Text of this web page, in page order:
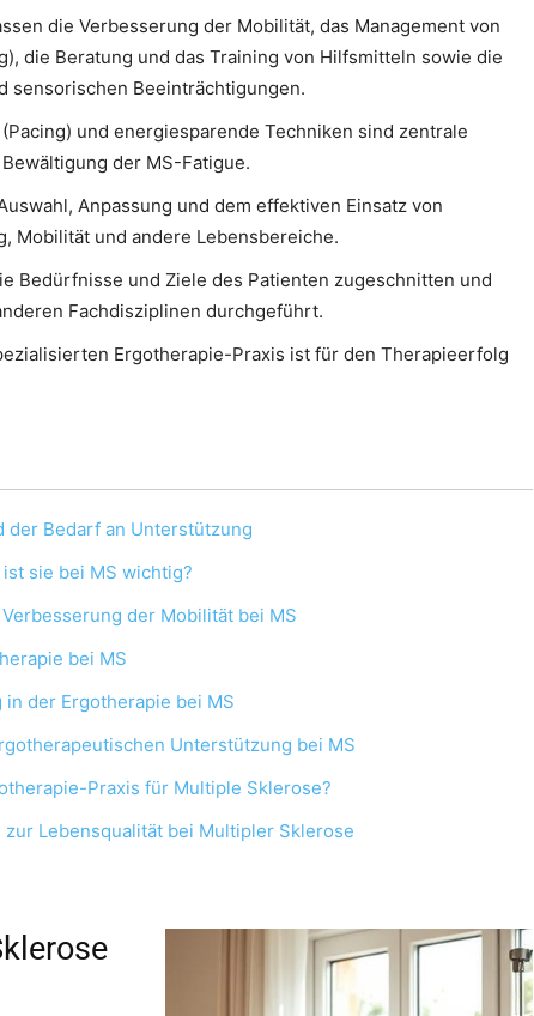
die Verbesserung der Mobilität, das Management von
die Beratung und das Training von Hilfsmitteln sowie die
sensorischen Beeinträchtigungen.
und energiesparende Techniken sind zentrale
der MS-Fatigue.
Anpassung und dem effektiven Einsatz von
Mobilität und andere Lebensbereiche.
Bedürfnisse und Ziele des Patienten zugeschnitten und
Fachdisziplinen durchgeführt.
Ergotherapie-Praxis ist für den Therapieerfolg
der Bedarf an Unterstützung
sie bei MS wichtig?
der Mobilität bei MS
bei MS
der Ergotherapie bei MS
Unterstützung bei MS
Praxis für Multiple Sklerose?
Lebensqualität bei Multipler Sklerose